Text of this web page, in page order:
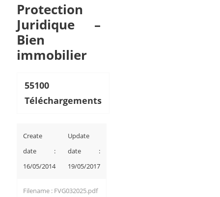
Protection
Juridique –
Bien
immobilier
55100
Téléchargements
Create
date :
16/05/2014
Update
date :
19/05/2017
Filename : FVG032025.pdf